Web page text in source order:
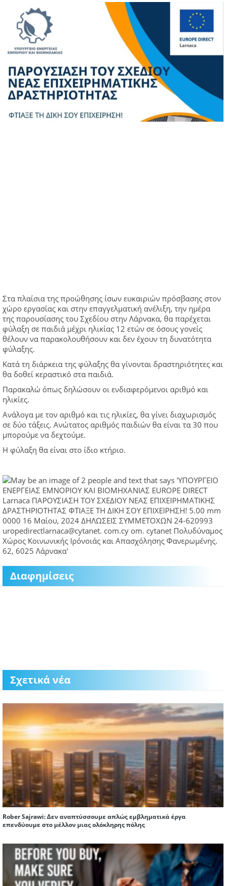
Στα πλαίσια της προώθησης ίσων ευκαιριών πρόσβασης στον
χώρο εργασίας και στην επαγγελματική ανέλιξη, την ημέρα
της παρουσίασης του Σχεδίου στην Λάρνακα, θα παρέχεται
φύλαξη σε παιδιά μέχρι ηλικίας 12 ετών σε όσους γονείς
θέλουν να παρακολουθήσουν και δεν έχουν τη δυνατότητα
φύλαξης.
Κατά τη διάρκεια της φύλαξης θα γίνονται δραστηριότητες και
θα δοθεί κεραστικό στα παιδιά.
Παρακαλώ όπως δηλώσουν οι ενδιαφερόμενοι αριθμό και
ηλικίες.
Ανάλογα με τον αριθμό και τις ηλικίες, θα γίνει διαχωρισμός
σε δύο τάξεις. Ανώτατος αριθμός παιδιών θα είναι τα 30 που
μπορούμε να δεχτούμε.
Η φύλαξη θα είναι στο ίδιο κτήριο.
Διαφημίσεις
Σχετικά νέα
Rober Sajrawi: Δεν αναπτύσσουμε απλώς εμβληματικά έργα
επενδύουμε στο μέλλον μιας ολόκληρης πόλης